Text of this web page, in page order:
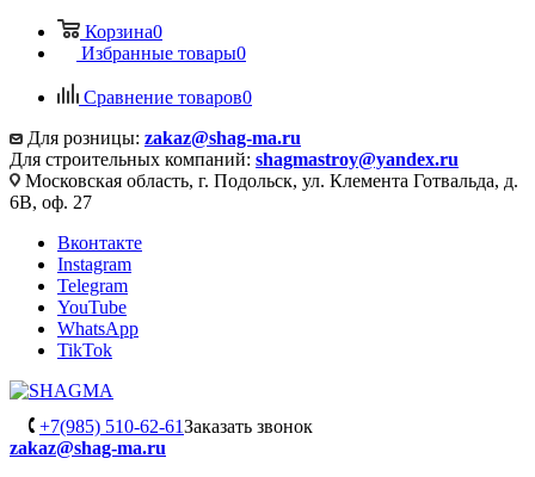
Корзина0
Избранные товары0
Сравнение товаров0
Для розницы: zakaz@shag-ma.ru
Для строительных компаний: shagmastroy@yandex.ru
Московская область, г. Подольск, ул. Клемента Готвальда, д.
6В, оф. 27
Вконтакте
Instagram
Telegram
YouTube
WhatsApp
TikTok
+7(985) 510-62-61Заказать звонок
zakaz@shag-ma.ru